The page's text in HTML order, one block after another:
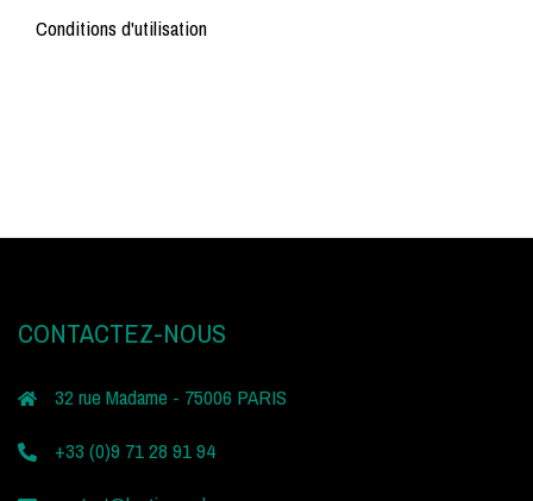
Conditions d'utilisation
CONTACTEZ-NOUS
32 rue Madame - 75006 PARIS
+33 (0)9 71 28 91 94